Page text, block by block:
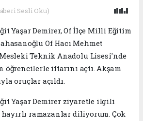
Sesli Oku)
Yaşar Demirer, Of İlçe Milli Eğitim
Of Hacı Mehmet
Teknik Anadolu Lisesi'nde
iftarını açtı. Akşam
oruçlar açıldı.
Yaşar Demirer ziyaretle ilgili
ramazanlar diliyorum. Çok